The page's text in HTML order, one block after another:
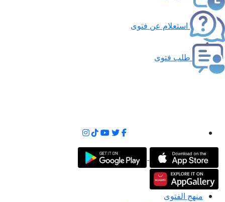
استعلام عن فتوى
طلب فتوى
منهج الفتوى